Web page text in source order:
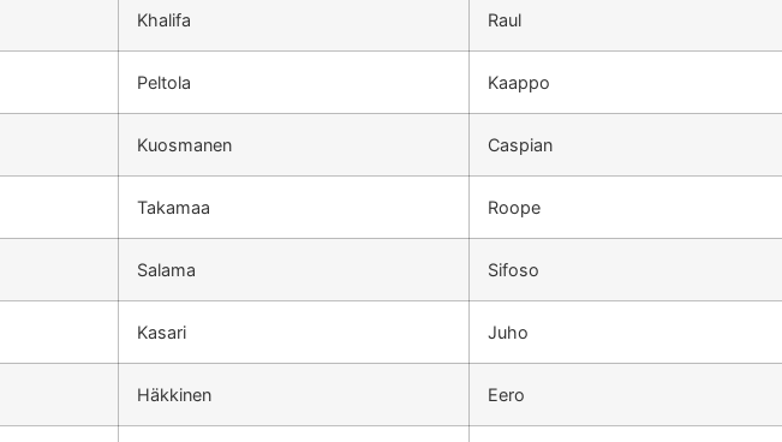
Khalifa Raul
Peltola Kaappo
Kuosmanen Caspian
Takamaa Roope
Salama Sifoso
Kasari Juho
Häkkinen Eero